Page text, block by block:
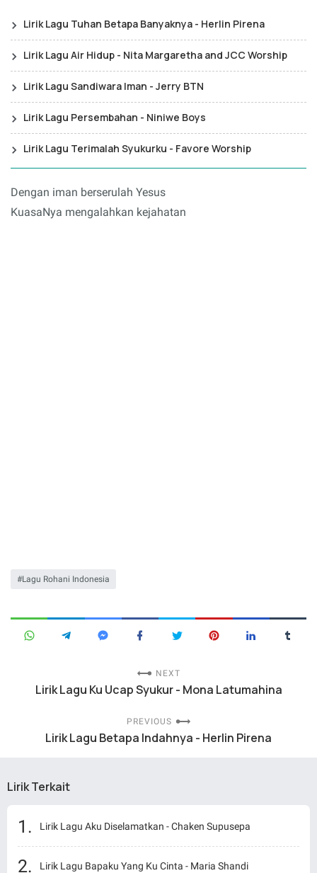
Lirik Lagu Tuhan Betapa Banyaknya - Herlin Pirena
Lirik Lagu Air Hidup - Nita Margaretha and JCC Worship
Lirik Lagu Sandiwara Iman - Jerry BTN
Lirik Lagu Persembahan - Niniwe Boys
Lirik Lagu Terimalah Syukurku - Favore Worship
Dengan iman berserulah Yesus
KuasaNya mengalahkan kejahatan
Lagu Rohani Indonesia
NEXT
Lirik Lagu Ku Ucap Syukur - Mona Latumahina
PREVIOUS
Lirik Lagu Betapa Indahnya - Herlin Pirena
Lirik Terkait
Lirik Lagu Aku Diselamatkan - Chaken Supusepa
Lirik Lagu Bapaku Yang Ku Cinta - Maria Shandi